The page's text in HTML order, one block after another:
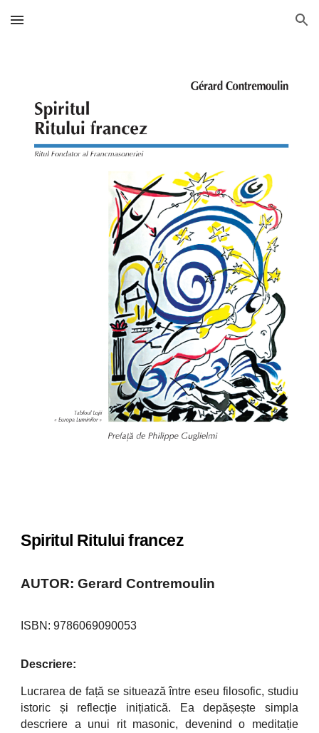
Skip to main content Skip to navigation
Spiritul Ritului francez
AUTOR: Gerard Contremoulin
ISBN:9786069090053
Descriere:
Lucrarea de față se situează între eseu filosofic, studiu
istoric și reflecție inițiatică. Ea depășește simpla
descriere a unui rit masonic, devenind o meditație